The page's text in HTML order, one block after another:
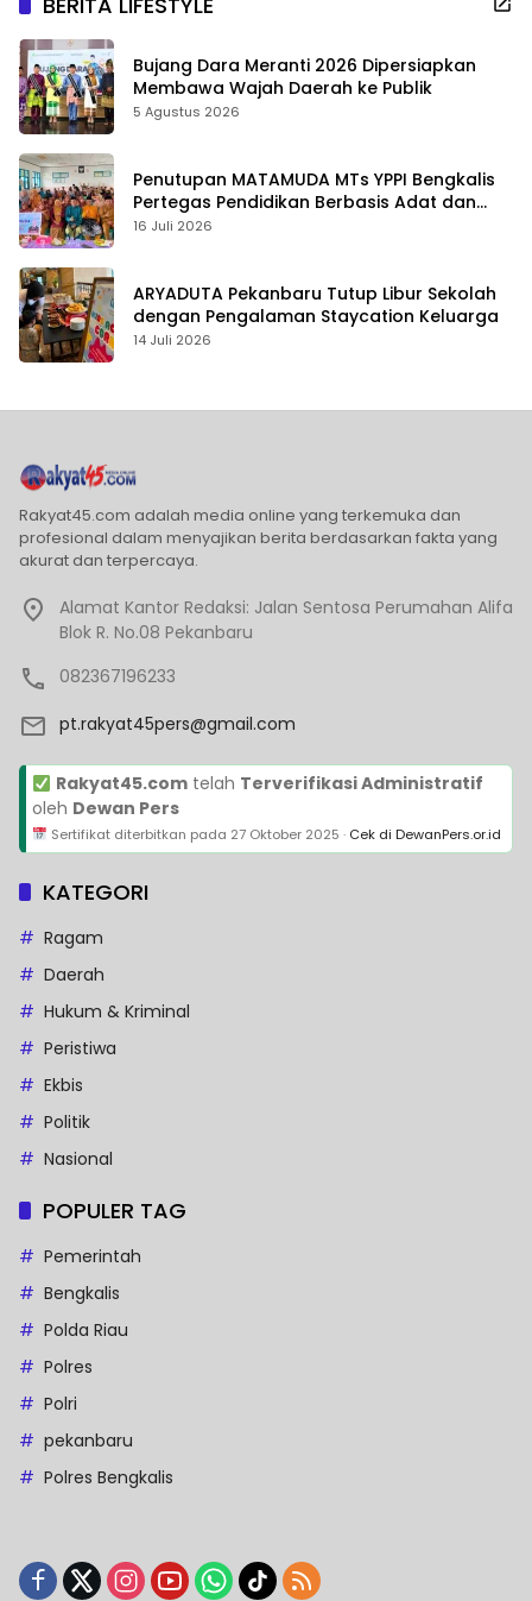
Bujang Dara Meranti 2026 Dipersiapkan
Membawa Wajah Daerah ke Publik
5 Agustus 2026
Penutupan MATAMUDA MTs YPPI Bengkalis
Pertegas Pendidikan Berbasis Adat dan
Karakter
16 Juli 2026
ARYADUTA Pekanbaru Tutup Libur Sekolah
dengan Pengalaman Staycation Keluarga
14 Juli 2026
Rakyat45.com adalah media online yang terkemuka dan
profesional dalam menyajikan berita berdasarkan fakta yang
akurat dan terpercaya.
Alamat Kantor Redaksi: Jalan Sentosa Perumahan Alifa
Blok R. No.08 Pekanbaru
082367196233
pt.rakyat45pers@gmail.com
Rakyat45.comtelah Terverifikasi Administratif
oleh Dewan Pers
Sertifikat diterbitkan pada 27 Oktober 2025 · Cek di DewanPers.or.id
KATEGORI
Ragam
Daerah
Hukum & Kriminal
Peristiwa
Ekbis
Politik
Nasional
POPULER TAG
Pemerintah
Bengkalis
Polda Riau
Polres
Polri
pekanbaru
Polres Bengkalis